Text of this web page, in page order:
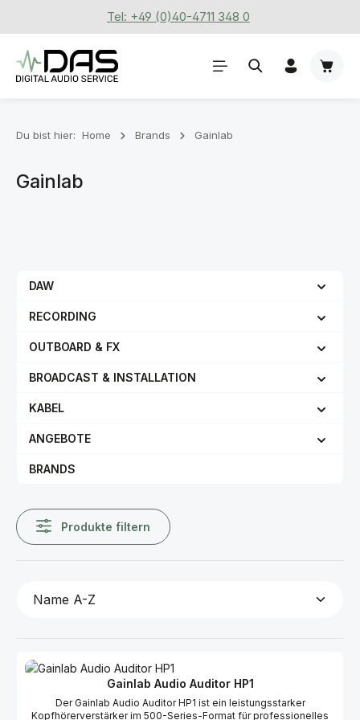
Zum Hauptinhalt springenTel: +49 (0)40-4711 348 0
Du bist hier: Home Brands Gainlab
Gainlab
DAW
RECORDING
OUTBOARD & FX
BROADCAST & INSTALLATION
KABEL
ANGEBOTE
BRANDS
Produkte filtern
Gainlab Audio Auditor HP1
Der Gainlab Audio Auditor HP1 ist ein leistungsstarker
Kopfhörerverstärker im 500-Series-Format für professionelles